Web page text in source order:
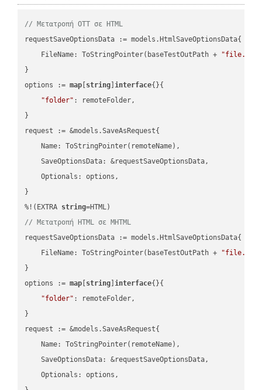
// Μετατροπή OTT σε HTML
requestSaveOptionsData := models.HtmlSaveOptionsData{
    FileName: ToStringPointer(baseTestOutPath +
"file.OTT"
}
options := map string ]interface{}{
"folder" : remoteFolder,
}
request := &models.SaveAsRequest{
    Name: ToStringPointer(remoteName),
    SaveOptionsData: &requestSaveOptionsData,
    Optionals: options,
}
%!(EXTRA string
// Μετατροπή HTML σε MHTML
requestSaveOptionsData := models.HtmlSaveOptionsData{
    FileName: ToStringPointer(baseTestOutPath +
}
options := map string ]interface{}{
"folder" : remoteFolder,
}
request := &models.SaveAsRequest{
    Name: ToStringPointer(remoteName),
    SaveOptionsData: &requestSaveOptionsData,
    Optionals: options,